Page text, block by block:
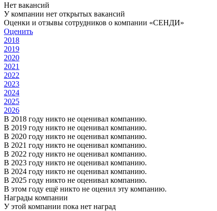
Нет вакансий
У компании нет открытых вакансий
Оценки и отзывы сотрудников о компании «СЕНДИ»
Оценить
2018
2019
2020
2021
2022
2023
2024
2025
2026
В 2018 году никто не оценивал компанию.
В 2019 году никто не оценивал компанию.
В 2020 году никто не оценивал компанию.
В 2021 году никто не оценивал компанию.
В 2022 году никто не оценивал компанию.
В 2023 году никто не оценивал компанию.
В 2024 году никто не оценивал компанию.
В 2025 году никто не оценивал компанию.
В этом году ещё никто не оценил эту компанию.
Награды компании
У этой компании пока нет наград